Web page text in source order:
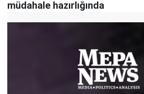
müdahale hazırlığında